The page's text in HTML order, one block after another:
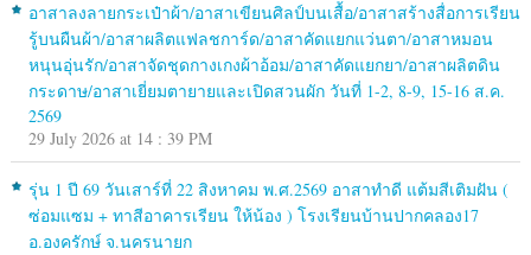
อาสาลงลายกระเป๋าผ้า/อาสาเขียนศิลป์บนเสื้อ/อาสาสร้างสื่อการเรียน
รู้บนผืนผ้า/อาสาผลิตแฟลชการ์ด/อาสาคัดแยกแว่นตา/อาสาหมอน
หนุนอุ่นรัก/อาสาจัดชุดกางเกงผ้าอ้อม/อาสาคัดแยกยา/อาสาผลิตดิน
กระดาษ/อาสาเยี่ยมตายายและเปิดสวนผัก วันที่ 1-2, 8-9, 15-16 ส.ค.
2569
29 July 2026 at 14 : 39 PM
รุ่น 1 ปี 69 วันเสาร์ที่ 22 สิงหาคม พ.ศ.2569 อาสาทำดี แต้มสีเติมฝัน (
ซ่อมแซม + ทาสีอาคารเรียน ให้น้อง ) โรงเรียนบ้านปากคลอง17
อ.องครักษ์ จ.นครนายก